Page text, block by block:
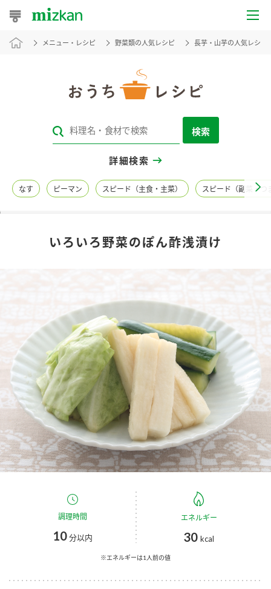
おうちレシピ
レシピカテゴリ一覧
レシピ名特集
商品情報
酢
お酢ドリンク ぽん酢
みりん風・料理酒 鍋用調味料
つゆ たれ
スープ 中華
キャンペーン情報
ブランド・スペシャルサイト
ブランド・スペシャルサイト トップ
商品ブランドサイト
Fibee（ファイビー）
くらしプラ酢
お酢ドリンク
つゆ
企業情報
国内事業概要
企業理念
ミツカンの歴史
ミツカンを知る
環境への取り組み
メニュー・レシピ 野菜類の人気レシピ 長芋・山芋の人気レシピ
検索
詳細検索
なす ピーマン スピード（主食・主菜） スピード（副菜・つ
いろいろ野菜のぽん酢浅漬け
調理時間
10分以内
エネルギー
30 kcal
※エネルギーは1人前の値